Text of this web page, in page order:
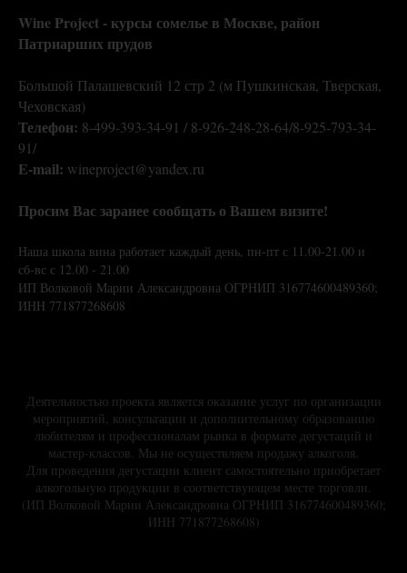
Wine Project - курсы сомелье в Москве,район
Патриарших прудов
Большой Палашевский 12 стр 2 (м Пушкинская, Тверская,
Чеховская)
Телефон: 8-499-393-34-91 / 8-926-248-28-64/8-925-793-34-
91/
E-mail: wineproject@yandex.ru
Просим Вас заранее сообщать о Вашем визите!
Наша школа вина работает каждый день, пн-пт с 11.00-21.00 и
сб-вс с 12.00 - 21.00
ИП Волковой Марии Александровна ОГРНИП 316774600489360;
ИНН 771877268608
Деятельностью проекта является оказание услуг по организации
мероприятий, консультации и дополнительному образованию
любителям и профессионалам рынка в формате дегустаций и
мастер-классов. Мы не осуществляем продажу алкоголя.
Для проведения дегустации клиент самостоятельно приобретает
алкогольную продукции в соответствующем месте торговли.
(ИП Волковой Марии Александровна ОГРНИП 316774600489360;
ИНН 771877268608)